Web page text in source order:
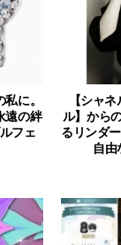
に。
遠の絆
フェ
【シャ
ル】から
るリンダ
自由